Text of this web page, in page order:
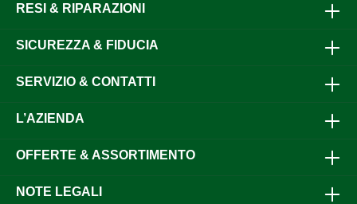
RESI & RIPARAZIONI
SICUREZZA & FIDUCIA
SERVIZIO & CONTATTI
L’AZIENDA
OFFERTE & ASSORTIMENTO
NOTE LEGALI